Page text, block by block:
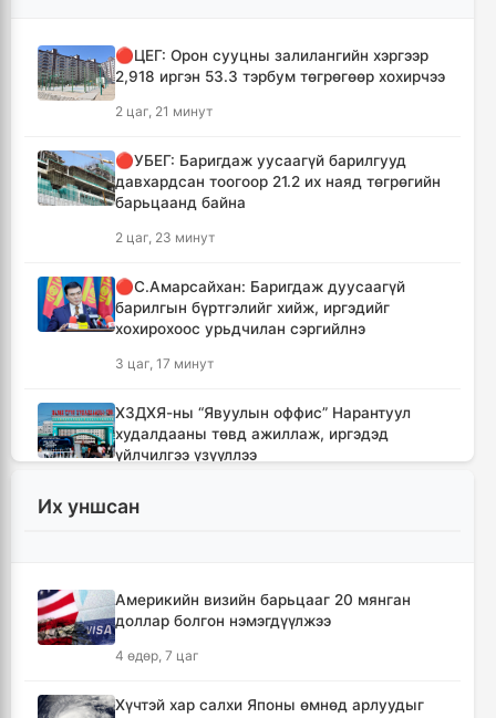
🔴ЦЕГ: Орон сууцны залилангийн хэргээр
2,918 иргэн 53.3 тэрбум төгрөгөөр хохирчээ
2 цаг, 21 минут
🔴УБЕГ: Баригдаж уусаагүй барилгууд
давхардсан тоогоор 21.2 их наяд төгрөгийн
барьцаанд байна
2 цаг, 23 минут
🔴С.Амарсайхан: Баригдаж дуусаагүй
барилгын бүртгэлийг хийж, иргэдийг
хохирохоос урьдчилан сэргийлнэ
3 цаг, 17 минут
ХЗДХЯ-ны “Явуулын оффис” Нарантуул
худалдааны төвд ажиллаж, иргэдэд
үйлчилгээ үзүүллээ
3 цаг, 50 минут
дамжуулалтын үеэр буудуулж амиа алджээ
4 цаг, 17 минут
Их уншсан
Америкийн визийн барьцааг 20 мянган
доллар болгон нэмэгдүүлжээ
4 өдөр, 7 цаг
Хүчтэй хар салхи Японы өмнөд арлуудыг